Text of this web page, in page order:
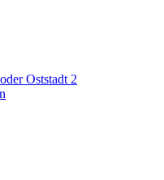
Oststadt 2